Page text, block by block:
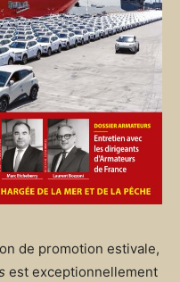
de promotion estivale,
est exceptionnellement